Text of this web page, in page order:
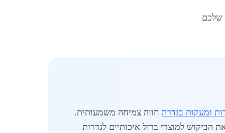
שלכם
ומעקות בגדרה חווה צמיחה משמעותית.
שמגביר את הביקוש למוצרי ברזל איכותיים לגדרות